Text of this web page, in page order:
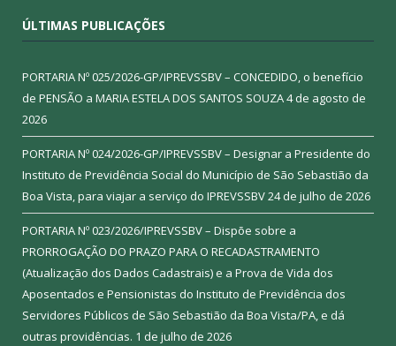
ÚLTIMAS PUBLICAÇÕES
PORTARIA Nº 025/2026-GP/IPREVSSBV – CONCEDIDO, o benefício
de PENSÃO a MARIA ESTELA DOS SANTOS SOUZA4 de agosto de
2026
PORTARIA Nº 024/2026-GP/IPREVSSBV – Designar a Presidente do
Instituto de Previdência Social do Município de São Sebastião da
Boa Vista, para viajar a serviço do IPREVSSBV24 de julho de 2026
PORTARIA Nº 023/2026/IPREVSSBV – Dispõe sobre a
PRORROGAÇÃO DO PRAZO PARA O RECADASTRAMENTO
(Atualização dos Dados Cadastrais) e a Prova de Vida dos
Aposentados e Pensionistas do Instituto de Previdência dos
Servidores Públicos de São Sebastião da Boa Vista/PA, e dá
outras providências. 1 de julho de 2026